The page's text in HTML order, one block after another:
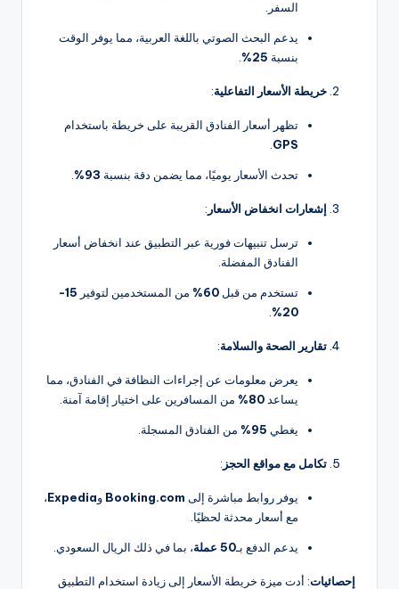
السفر.
يدعم البحث الصوتي باللغة العربية، مما يوفر الوقت
بنسبة 25%
خريطة الأسعار التفاعلية:
تظهر أسعار الفنادق القريبة على خريطة باستخدام
GPS
تحدث الأسعار يوميًا، مما يضمن دقة بنسبة 93%
إشعارات انخفاض الأسعار :
ترسل تنبيهات فورية عبر التطبيق عند انخفاض أسعار
الفنادق المفضلة.
تستخدم من قبل 60% من المستخدمين لتوفير
15-
20%
تقارير الصحة والسلامة:
يعرض معلومات عن إجراءات النظافة في الفنادق، مما
يساعد 80% من المسافرين على اختيار إقامة آمنة.
يغطي 95% من الفنادق المسجلة.
تكامل مع مواقع الحجز :
يوفر روابط مباشرة إلى Booking.com وExpedia،
مع أسعار محدثة لحظيًا.
يدعم الدفع بـ50 عملة ، بما في ذلك الريال السعودي.
إحصائيات: أدت ميزة خريطة الأسعار إلى زيادة استخدام التطبيق